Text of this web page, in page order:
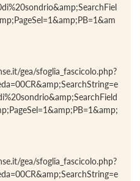
gea/sfoglia_fascicolo.php?
gea/sfoglia_fascicolo.php?